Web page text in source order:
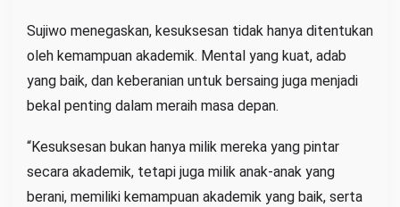
Sujiwo menegaskan, kesuksesan tidak hanya ditentukan
oleh kemampuan akademik. Mental yang kuat, adab
yang baik, dan keberanian untuk bersaing juga menjadi
bekal penting dalam meraih masa depan.
“Kesuksesan bukan hanya milik mereka yang pintar
secara akademik, tetapi juga milik anak-anak yang
berani, memiliki kemampuan akademik yang baik, serta